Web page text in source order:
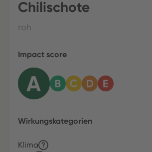
Chilischote
roh
Impact score
Wirkungskategorien
Klima